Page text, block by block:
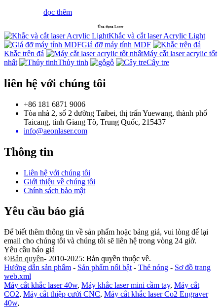
đọc thêm
Ứng dụng Laser
Khắc và cắt laser Acrylic Light
Giá đỡ máy tính MDF
Khắc trên đá
Máy cắt laser acrylic tốt
nhất
Thủy tinh gỗ Cây tre
liên hệ với chúng tôi
+86 181 6871 9006
Tòa nhà 2, số 2 đường Taibei, thị trấn Yuewang, thành phố
Taicang, tỉnh Giang Tô, Trung Quốc, 215437
info@aeonlaser.com
Thông tin
Liên hệ với chúng tôi
Giới thiệu về chúng tôi
Chính sách bảo mật
Yêu cầu báo giá
Để biết thêm thông tin về sản phẩm hoặc bảng giá, vui lòng để lại
email cho chúng tôi và chúng tôi sẽ liên hệ trong vòng 24 giờ.
Yêu cầu báo giá
©Bản quyền- 2010-2025: Bản quyền thuộc về.
Hướng dẫn sản phẩm - Sản phẩm nổi bật - Thẻ nóng - Sơ đồ trang
web.xml
Máy cắt khắc laser 40w, Máy khắc laser mini cầm tay, Máy cắt
CO2, Máy cắt thiệp cưới CNC, Máy cắt khắc laser Co2 Engraver
40w,